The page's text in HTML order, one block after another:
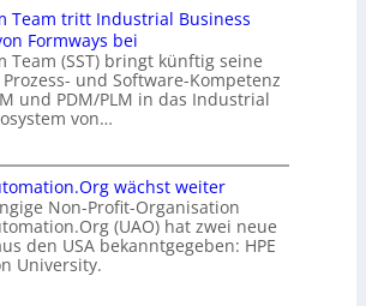
Team tritt Industrial Business
Formways bei
Team (SST) bringt künftig seine
und Software-Kompetenz
und PDM/PLM in das Industrial
von…
wächst weiter
Non-Profit-Organisation
(UAO) hat zwei neue
den USA bekanntgegeben: HPE
University.